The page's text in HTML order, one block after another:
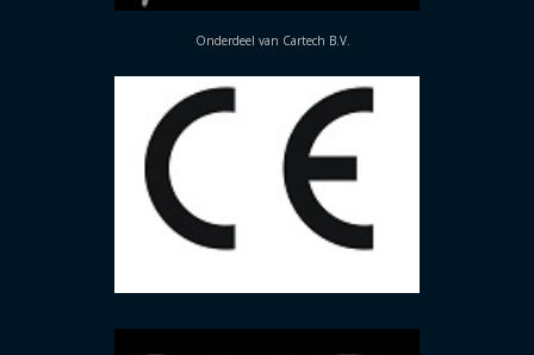
Onderdeel van Cartech B.V.